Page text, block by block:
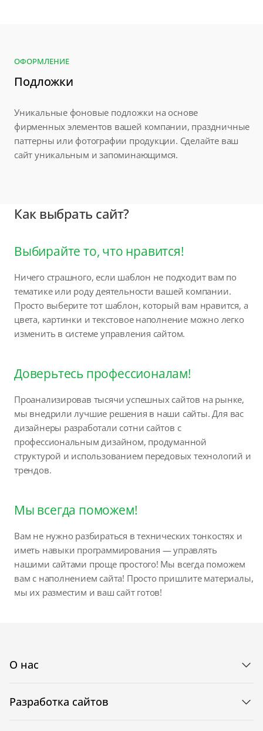
ОФОРМЛЕНИЕ
Подложки
Уникальные фоновые подложки на основе
фирменных элементов вашей компании, праздничные
паттерны или фотографии продукции. Сделайте ваш
сайт уникальным и запоминающимся.
Как выбрать сайт?
Выбирайте то, что нравится!
Ничего страшного, если шаблон не подходит вам по
тематике или роду деятельности вашей компании.
Просто выберите тот шаблон, который вам нравится, а
цвета, картинки и текстовое наполнение можно легко
изменить в системе управления сайтом.
Доверьтесь профессионалам!
Проанализировав тысячи успешных сайтов на рынке,
мы внедрили лучшие решения в наши сайты. Для вас
дизайнеры разработали сотни сайтов с
профессиональным дизайном, продуманной
структурой и использованием передовых технологий и
трендов.
Мы всегда поможем!
Вам не нужно разбираться в технических тонкостях и
иметь навыки программирования — управлять
нашими сайтами проще простого! Мы всегда поможем
вам с наполнением сайта! Просто пришлите материалы,
мы их разместим и ваш сайт готов!
О нас
Разработка сайтов